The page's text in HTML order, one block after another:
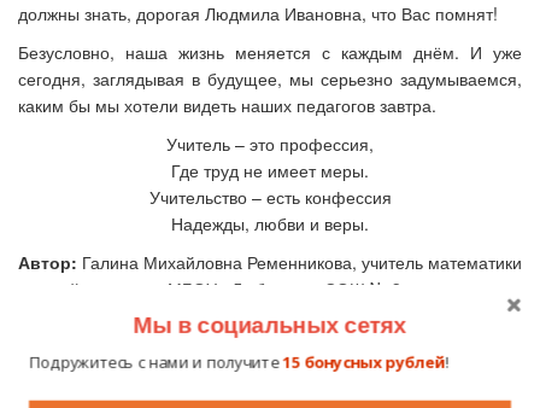
должны знать, дорогая Людмила Ивановна, что Вас помнят!
Безусловно, наша жизнь меняется с каждым днём. И уже
сегодня, заглядывая в будущее, мы серьезно задумываемся,
каким бы мы хотели видеть наших педагогов завтра.
Учитель – это профессия,
Где труд не имеет меры.
Учительство – есть конфессия
Надежды, любви и веры.
Автор: Галина Михайловна Ременникова, учитель математики
высшей категории МБОУ «Любинская СОШ № 3», р. п.
Любинский, Омская область. Победитель ПНПО
«Образование» «Лучший учитель Российской Федерации»,
Почётный работник общего образования Российской
Федерации, Лауреат Всероссийского конкурса «Современный
Мы в социальных сетях
Подружитесь с нами и получите15 бонусных рублей!